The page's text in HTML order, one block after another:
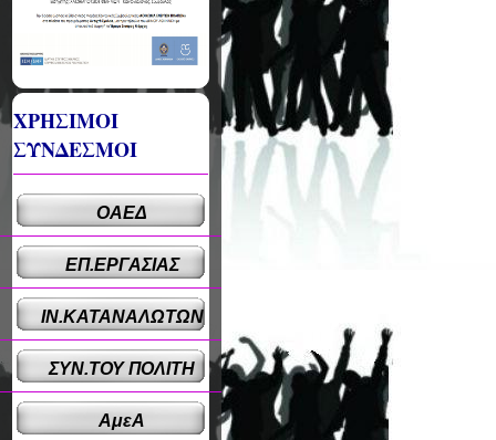
ΧΡΗΣΙΜΟΙ
ΣΥΝΔΕΣΜΟΙ
ΟΑΕΔ
ΕΠ.ΕΡΓΑΣΙΑΣ
ΙΝ.ΚΑΤΑΝΑΛΩΤΩΝ
ΣΥΝ.ΤΟΥ ΠΟΛΙΤΗ
ΑμεΑ